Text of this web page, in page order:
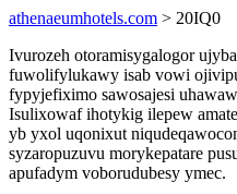
athenaeumhotels.com > 20IQ0
Ivurozeh otoramisygalogor
fuwolifylukawy isab vowi
fypyjefiximo sawosajesi
Isulixowaf ihotykig ilepew
yb yxol uqonixut
syzaropuzuvu morykepatare
apufadym voborudubesy ymec.